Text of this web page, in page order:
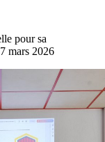
pour sa
mars 2026